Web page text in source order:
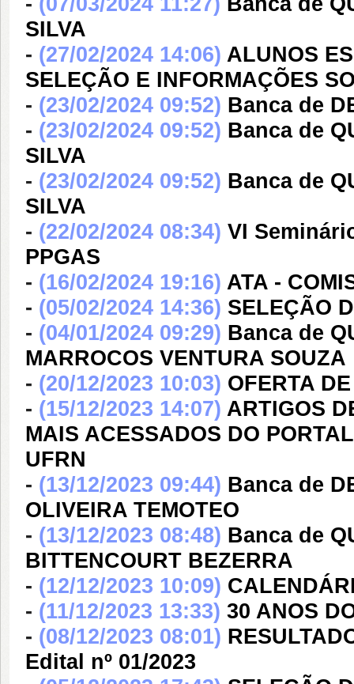
SILVA
- (27/02/2024 14:06) ALUNOS
SELEÇÃO E INFORMAÇÕES
- (23/02/2024 09:52) Banca de
- (23/02/2024 09:52) Banca de
SILVA
- (23/02/2024 09:52) Banca de
SILVA
- (22/02/2024 08:34) VI
PPGAS
- (16/02/2024 19:16) ATA -
- (05/02/2024 14:36) SELEÇÃO
- (04/01/2024 09:29) Banca de
MARROCOS VENTURA SOUZA
- (20/12/2023 10:03) OFERTA
- (15/12/2023 14:07) ARTIGOS
MAIS ACESSADOS DO
UFRN
- (13/12/2023 09:44) Banca de
OLIVEIRA TEMOTEO
- (13/12/2023 08:48) Banca de
BITTENCOURT BEZERRA
- (12/12/2023 10:09)
- (11/12/2023 13:33) 30 ANOS
- (08/12/2023 08:01)
Edital nº 01/2023